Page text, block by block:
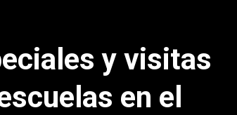
y visitas
en el